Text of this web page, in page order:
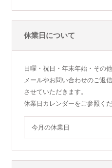
休業日について
日曜・祝日・年末年始・その
メールやお問い合わせのご返
させていただきます。
休業日カレンダーをご参照くだ
今月の休業日